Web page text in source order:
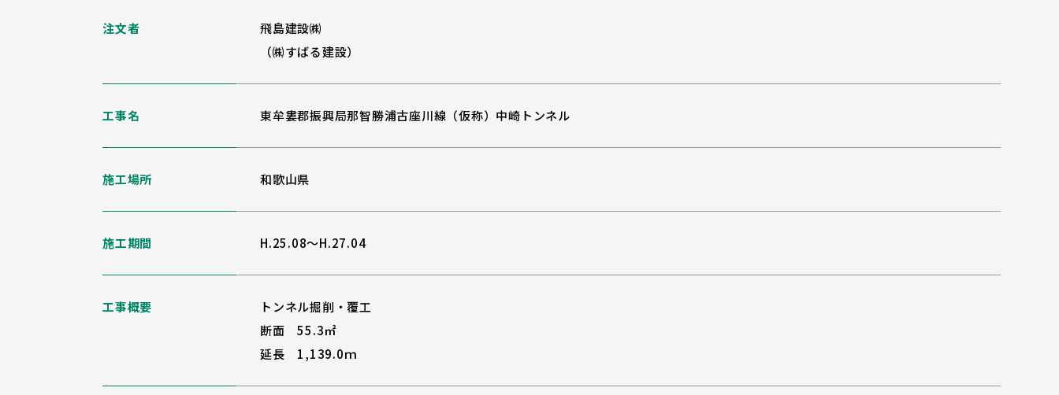
注文者
飛島建設㈱
（㈱すばる建設）
工事名 東牟婁郡振興局那智勝浦古座川線（仮称）中崎トンネル
施工場所 和歌山県
施工期間 H.25.08～H.27.04
工事概要
トンネル掘削・覆工
断面 55.3㎡
延長 1,139.0ｍ